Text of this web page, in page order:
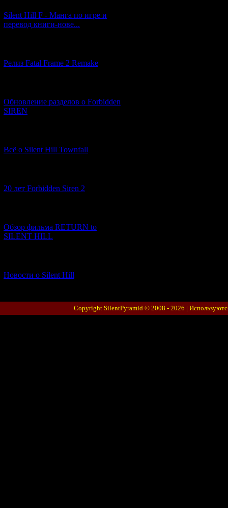
Silent Hill F - Манга по игре и
перевод книги-нове...
Релиз Fatal Frame 2 Remake
Обновление разделов о Forbidden
SIREN
Всё о Silent Hill Townfall
20 лет Forbidden Siren 2
Обзор фильма RETURN to
SILENT HILL
Новости о Silent Hill
Copyright SilentPyramid © 2008 - 2026 |